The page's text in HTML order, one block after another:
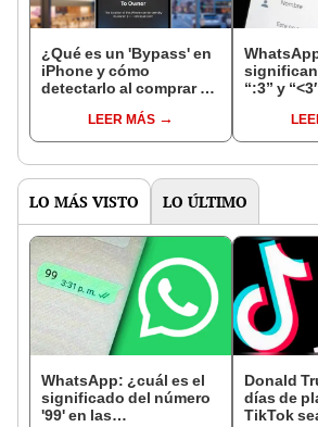
¿Qué es un 'Bypass' en
iPhone y cómo
detectarlo al comprar un
LEER MÁS
“:3” y
LO MÁS VISTO LO ÚLTIMO
WhatsApp: ¿cuál es el
significado del número
'99' en las
Donald
días de
TikTok